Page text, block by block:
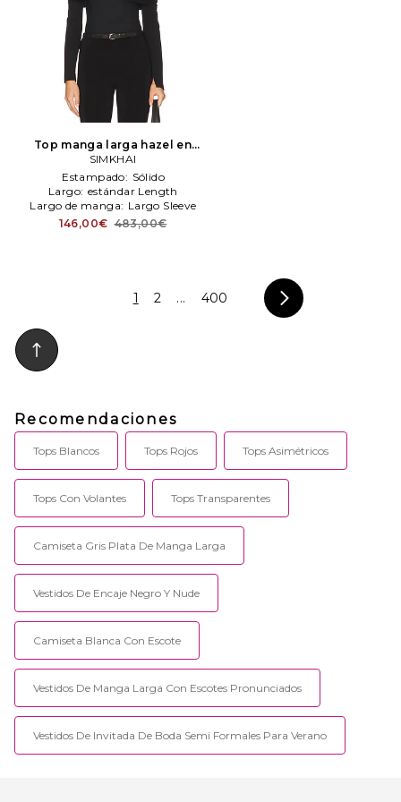
Top manga larga hazel en
color negro SIMKHAI
SIMKHAI
Estampado: Sólido
Largo: estándar Length
Largo de manga: Largo Sleeve
146,00€ 483,00€
1 2 ... 400
Recomendaciones
Tops Blancos Tops Rojos Tops Asimétricos
Tops Con Volantes Tops Transparentes
Camiseta Gris Plata De Manga Larga
Vestidos De Encaje Negro Y Nude
Camiseta Blanca Con Escote
Vestidos De Manga Larga Con Escotes Pronunciados
Vestidos De Invitada De Boda Semi Formales Para Verano